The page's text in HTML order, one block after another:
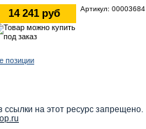
14 241 руб Артикул: 00003684
позиции
на этот ресурс запрещено.